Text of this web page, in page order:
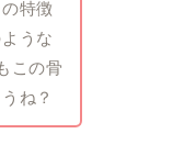
特徴
うな
この骨
ね？